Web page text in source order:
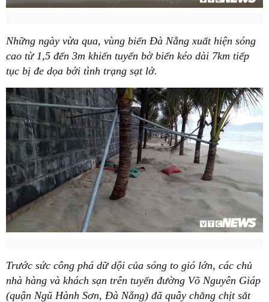
Những ngày vừa qua, vùng biển Đà Nẵng xuất hiện sóng
cao từ 1,5 đến 3m khiến tuyến bờ biển kéo dài 7km tiếp
tục bị đe dọa bởi tình trạng sạt lở.
Trước sức công phá dữ dội của sóng to gió lớn, các chủ
nhà hàng và khách sạn trên tuyến đường Võ Nguyên Giáp
(quận Ngũ Hành Sơn, Đà Nẵng) đã quây chằng chịt sắt